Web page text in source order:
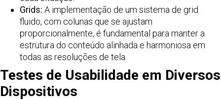
Grids: A implementação de um sistema de grid
fluido, com colunas que se ajustam
proporcionalmente, é fundamental para manter a
estrutura do conteúdo alinhada e harmoniosa em
todas as resoluções de tela.
Testes de Usabilidade em Diversos
Dispositivos